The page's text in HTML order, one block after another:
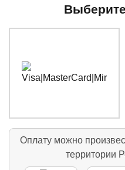
Оплату можно
территории